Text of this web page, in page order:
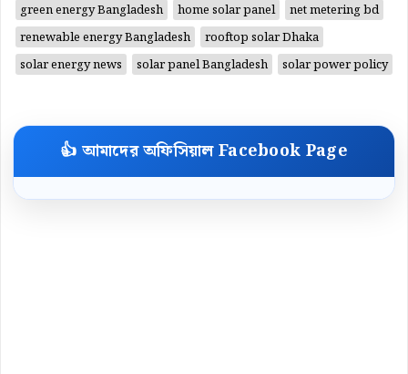
green energy Bangladesh
home solar panel
net metering bd
renewable energy Bangladesh
rooftop solar Dhaka
solar energy news
solar panel Bangladesh solar power policy
👍 আমাদের অফিসিয়াল Facebook Page